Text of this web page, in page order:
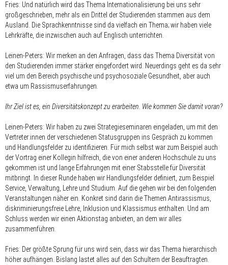
Fries: Und natürlich wird das Thema Internationalisierung bei uns sehr
großgeschrieben, mehr als ein Drittel der Studierenden stammen aus dem
Ausland. Die Sprachkenntnisse sind da vielfach ein Thema; wir haben viele
Lehrkräfte, die inzwischen auch auf Englisch unterrichten.
Leinen-Peters: Wir merken an den Anfragen, dass das Thema Diversität von
den Studierenden immer stärker eingefordert wird. Neuerdings geht es da sehr
viel um den Bereich psychische und psychosoziale Gesundheit, aber auch
etwa um Rassismuserfahrungen.
Ihr Ziel ist es, ein Diversitätskonzept zu erarbeiten. Wie kommen Sie damit voran?
Leinen-Peters: Wir haben zu zwei Strategieseminaren eingeladen, um mit den
Vertreter:innen der verschiedenen Statusgruppen ins Gespräch zu kommen
und Handlungsfelder zu identifizieren. Für mich selbst war zum Beispiel auch
der Vortrag einer Kollegin hilfreich, die von einer anderen Hochschule zu uns
gekommen ist und lange Erfahrungen mit einer Stabsstelle für Diversität
mitbringt. In dieser Runde haben wir Handlungsfelder definiert, zum Beispiel
Service, Verwaltung, Lehre und Studium. Auf die gehen wir bei den folgenden
Veranstaltungen näher ein. Konkret sind darin die Themen Antirassismus,
diskriminierungsfreie Lehre, Inklusion und Klassismus enthalten. Und am
Schluss werden wir einen Aktionstag anbieten, an dem wir alles
zusammenführen.
Fries: Der größte Sprung für uns wird sein, dass wir das Thema hierarchisch
höher aufhängen. Bislang lastet alles auf den Schultern der Beauftragten.